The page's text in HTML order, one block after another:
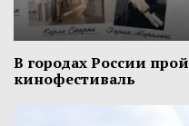
В городах России
кинофестиваль